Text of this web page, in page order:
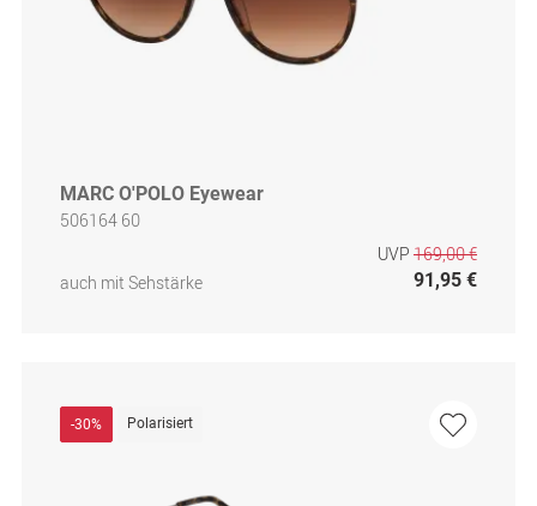
MARC O'POLO Eyewear
506164 60
auch mit Sehstärke
UVP 169,00 €
91,95 €
-30% Polarisiert